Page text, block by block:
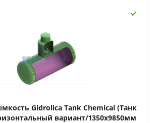
Gidrolica Tank Chemical (Танк
вариант/1350х9850мм